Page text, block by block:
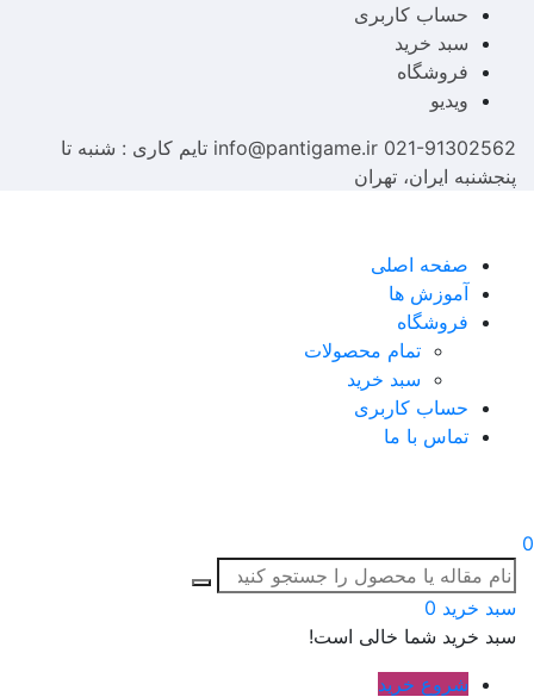
حساب کاربری
سبد خرید
فروشگاه
ویدیو
021-91302562
info@pantigame.ir تایم کاری : شنبه تا
پنجشنبه ایران، تهران
صفحه اصلی
آموزش ها
فروشگاه
تمام محصولات
سبد خرید
حساب کاربری
تماس با ما
0
سبد خرید 0
سبد خرید شما خالی است!
شروع خرید